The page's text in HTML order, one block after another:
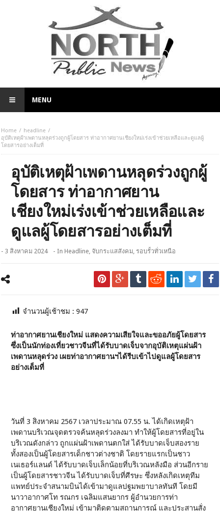
MENU
Home
headline
อุบัติเหตุฝ้าเพดานหลุดร่วงถูกผู้โดยสาร ท่าอากาศยานเชียงใหม่เร่งเข้าช่วยเหลือและดูแลผู้
โดยสารอย่างเต็มที่
อุบัติเหตุฝ้าเพดานหลุดร่วงถูกผู้
โดยสาร ท่าอากาศยาน
เชียงใหม่เร่งเข้าช่วยเหลือและ
ดูแลผู้โดยสารอย่างเต็มที่
- 3 สิงหาคม 2024 - InHeadline, จับกระแสสังคม, รอบรั้วทั่วเหนือ
จำนวนผู้เช้าชม :947
ท่าอากาศยานเชียงใหม่ แสดงความเสียใจและขออภัยผู้โดยสาร
ซึ่งเป็นนักท่องเที่ยวชาวจีนที่ได้รับบาดเจ็บจากอุบัติเหตุแผ่นฝ้า
เพดานหลุดร่วง เผยท่าอากาศยานฯได้รีบเข้าไปดูแลผู้โดยสาร
อย่างเต็มที่
วันที่ 3 สิงหาคม 2567 เวลาประมาณ 07.55 น. ได้เกิดเหตุฝ้า
เพดานบริเวณจุดตรวจค้นหลุดร่วงลงมา ทำให้ผู้โดยสารที่อยู่ใน
บริเวณดังกล่าว ถูกแผ่นฝ้าเพดานตกใส่ ได้รับบาดเจ็บสองราย
ทั้งสองเป็นผู้โดยสารเด็กชาวต่างชาติ โดยรายแรกเป็นชาว
เนเธอร์แลนด์ ได้รับบาดเจ็บเล็กน้อยที่บริเวณหลังมือ ส่วนอีกราย
เป็นผู้โดยสารชาวจีน ได้รับบาดเจ็บที่ศีรษะ ซึ่งหลังเกิดเหตุทีม
แพทย์ประจำสนามบินได้เข้ามาดูแลปฐมพยาบาลทันที โดยมี
นาวาอากาศโท รณกร เฉลิมแสนยากร ผู้อำนวยการท่า
อากาศยานเชียงใหม่ เข้ามาติดตามสถานการณ์ และประสานสั่ง